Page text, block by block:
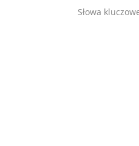
Słowa